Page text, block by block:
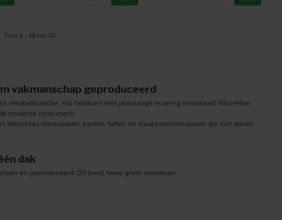
Toon 1 - 20van 20
vakmanschap geproduceerd
meubelbranche. Als fabrikant met jarenlange ervaring ontwikkelt WoonMax
moderne consument.
WoonMax zitmeubelen, kasten, tafels en slaapkamermeubelen die niet alleen
dak
en geproduceerd. Dit biedt twee grote voordelen: